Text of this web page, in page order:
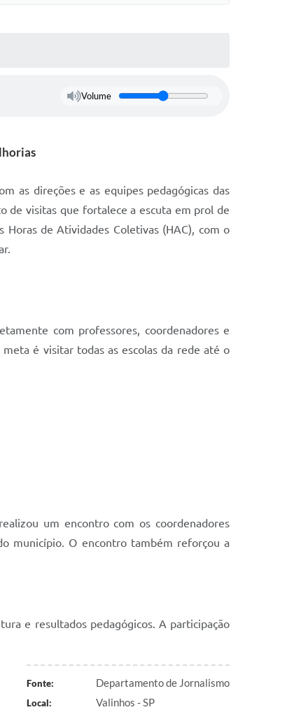
Volume
as direções e as equipes pedagógicas das
de visitas que fortalece a escuta em prol de
Horas de Atividades Coletivas (HAC), com o
com professores, coordenadores e
é visitar todas as escolas da rede até o
um encontro com os coordenadores
município. O encontro também reforçou a
e resultados pedagógicos. A participação
Fonte: Departamento de Jornalismo
Local: Valinhos - SP